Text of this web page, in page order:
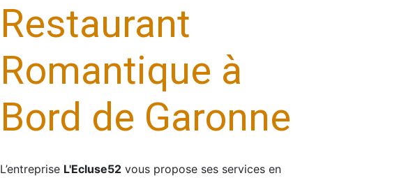
Restaurant
Romantique à
Bord de Garonne
L’entreprise L'Ecluse52 vous propose ses services en